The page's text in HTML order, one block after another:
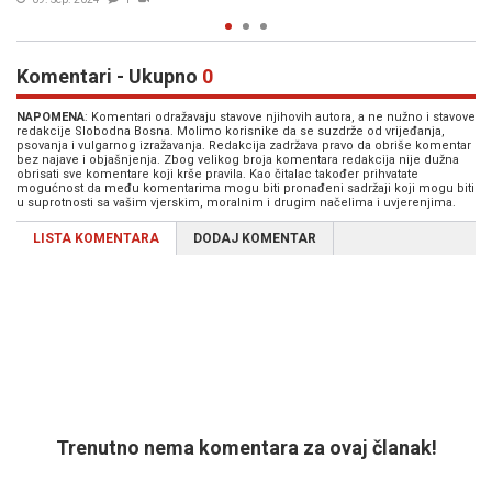
Komentari - Ukupno 0
NAPOMENA: Komentari odražavaju stavove njihovih autora, a ne nužno i stavove
redakcije Slobodna Bosna. Molimo korisnike da se suzdrže od vrijeđanja,
psovanja i vulgarnog izražavanja. Redakcija zadržava pravo da obriše komentar
bez najave i objašnjenja. Zbog velikog broja komentara redakcija nije dužna
obrisati sve komentare koji krše pravila. Kao čitalac također prihvatate
mogućnost da među komentarima mogu biti pronađeni sadržaji koji mogu biti
u suprotnosti sa vašim vjerskim, moralnim i drugim načelima i uvjerenjima.
LISTA KOMENTARA DODAJ KOMENTAR
Trenutno nema komentara za ovaj članak!